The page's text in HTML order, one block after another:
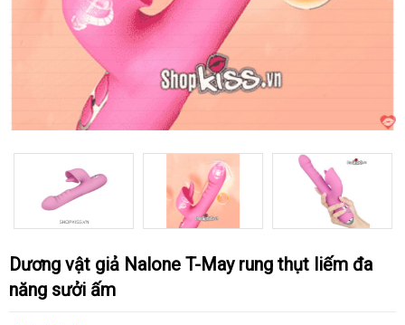
Dương vật giả Nalone T-May rung thụt liếm đa
năng sưởi ấm